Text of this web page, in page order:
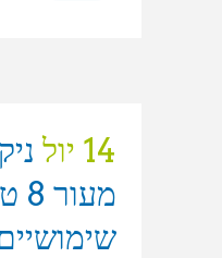
14 יול